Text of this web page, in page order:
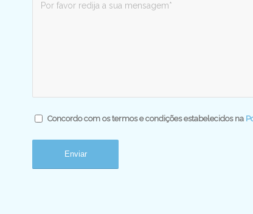
Concordo com os termos e condições estabelecidos na